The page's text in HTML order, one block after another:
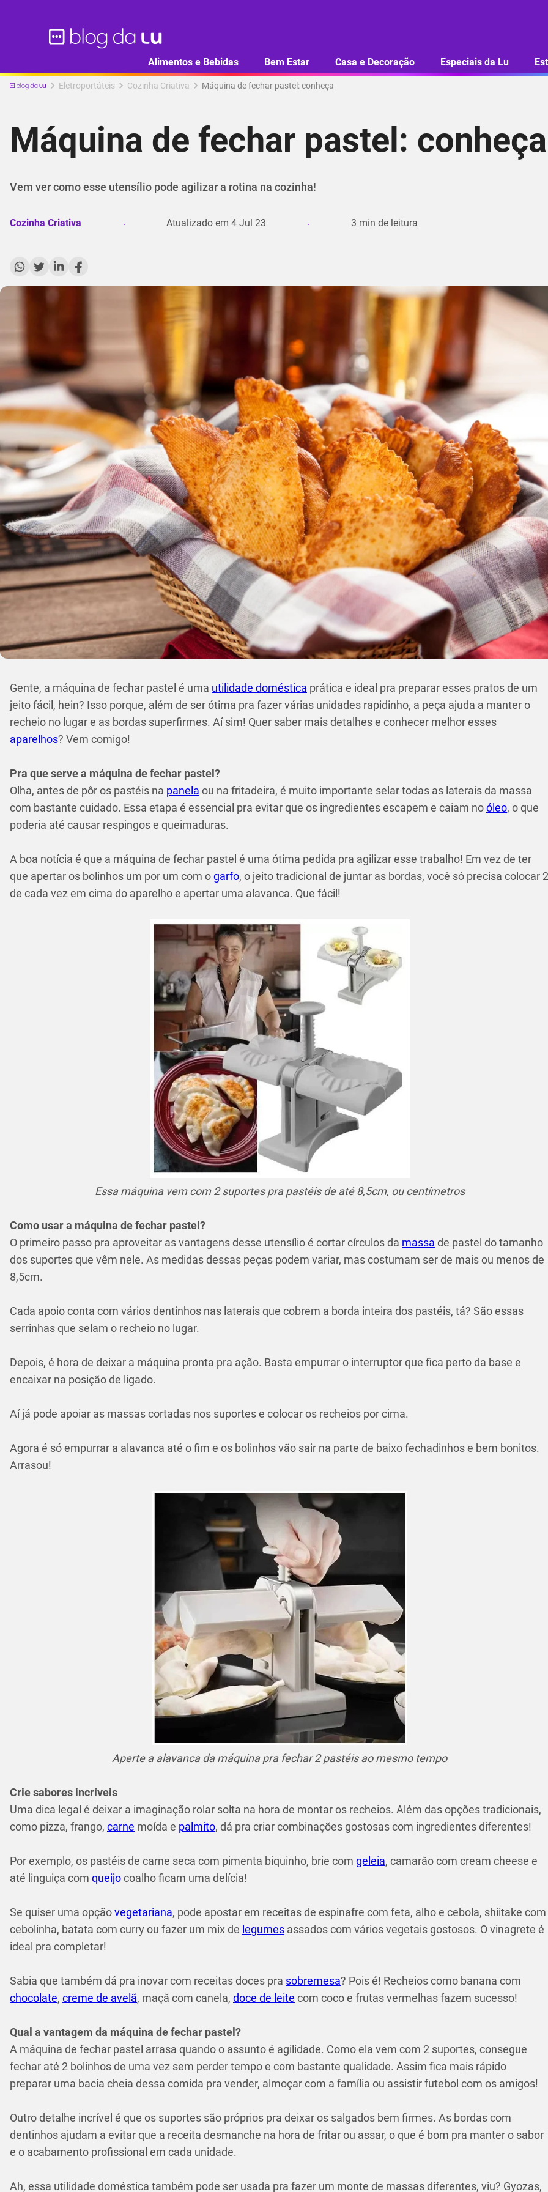
Alimentos e Bebidas Bem Estar Casa e Decoração Especiais da Lu
Eletroportáteis Cozinha Criativa Máquina de fechar pastel: conheça
Máquina de fechar pastel: conheça
Vem ver como esse utensílio pode agilizar a rotina na cozinha!
Cozinha Criativa Atualizado em 4 Jul 23 3 min de leitura
Gente, a máquina de fechar pastel é uma utilidade doméstica prática e ideal pra preparar esses pratos de um
jeito fácil, hein? Isso porque, além de ser ótima pra fazer várias unidades rapidinho, a peça ajuda a manter o
recheio no lugar e as bordas superfirmes. Aí sim! Quer saber mais detalhes e conhecer melhor esses
aparelhos? Vem comigo!
Pra que serve a máquina de fechar pastel?
Olha, antes de pôr os pastéis na panela ou na fritadeira, é muito importante selar todas as laterais da massa
com bastante cuidado. Essa etapa é essencial pra evitar que os ingredientes escapem e caiam noóleo, o que
poderia até causar respingos e queimaduras.
A boa notícia é que a máquina de fechar pastel é uma ótima pedida pra agilizar esse trabalho! Em vez de ter
que apertar os bolinhos um por um com ogarfo, o jeito tradicional de juntar as bordas, você só precisa colocar 2
de cada vez em cima do aparelho e apertar uma alavanca. Que fácil!
Essa máquina vem com 2 suportes pra pastéis de até 8,5cm, ou centímetros
Como usar a máquina de fechar pastel?
O primeiro passo pra aproveitar as vantagens desse utensílio é cortar círculos da massa de pastel do tamanho
dos suportes que vêm nele. As medidas dessas peças podem variar, mas costumam ser de mais ou menos de
8,5cm.
Cada apoio conta com vários dentinhos nas laterais que cobrem a borda inteira dos pastéis, tá? São essas
serrinhas que selam o recheio no lugar.
Depois, é hora de deixar a máquina pronta pra ação. Basta empurrar o interruptor que fica perto da base e
encaixar na posição de ligado.
Aí já pode apoiar as massas cortadas nos suportes e colocar os recheios por cima.
Agora é só empurrar a alavanca até o fim e os bolinhos vão sair na parte de baixo fechadinhos e bem bonitos.
Arrasou!
Aperte a alavanca da máquina pra fechar 2 pastéis ao mesmo tempo
Crie sabores incríveis
Uma dica legal é deixar a imaginação rolar solta na hora de montar os recheios. Além das opções tradicionais,
como pizza, frango, carne moída e palmito, dá pra criar combinações gostosas com ingredientes diferentes!
Por exemplo, os pastéis de carne seca com pimenta biquinho, brie com geleia, camarão com cream cheese e
até linguiça com queijocoalho ficam uma delícia!
Se quiser uma opçãovegetariana, pode apostar em receitas de espinafre com feta, alho e cebola, shiitake com
cebolinha, batata com curry ou fazer um mix de legumes assados com vários vegetais gostosos. O vinagrete é
ideal pra completar!
Sabia que também dá pra inovar com receitas doces pra sobremesa? Pois é! Recheios como banana com
chocolate, creme de avelã, maçã com canela, doce de leite com coco e frutas vermelhas fazem sucesso!
Qual a vantagem da máquina de fechar pastel?
A máquina de fechar pastel arrasa quando o assunto é agilidade. Como ela vem com 2 suportes, consegue
fechar até 2 bolinhos de uma vez sem perder tempo e com bastante qualidade. Assim fica mais rápido
preparar uma bacia cheia dessa comida pra vender, almoçar com a família ou assistir futebol com os amigos!
Outro detalhe incrível é que os suportes são próprios pra deixar os salgados bem firmes. As bordas com
dentinhos ajudam a evitar que a receita desmanche na hora de fritar ou assar, o que é bom pra manter o sabor
e o acabamento profissional em cada unidade.
Ah, essa utilidade doméstica também pode ser usada pra fazer um monte de massas diferentes, viu? Gyozas,